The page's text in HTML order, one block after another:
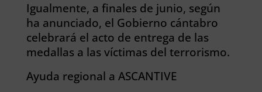
Igualmente, a finales de junio, según
ha anunciado, el Gobierno cántabro
celebrará el acto de entrega de las
medallas a las víctimas del terrorismo.
Ayuda regional a ASCANTIVE